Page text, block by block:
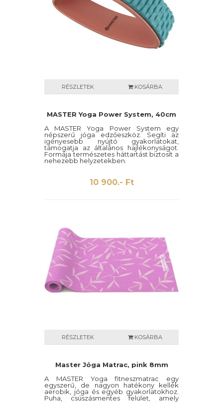
RÉSZLETEK KOSÁRBA
MASTER Yoga Power System, 40cm
A MASTER Yoga Power System egy
népszerű jóga edzőeszköz. Segíti az
igényesebb nyújtó gyakorlatokat,
támogatja az általános hajlékonyságot.
Formája természetes háttartást biztosít a
nehezebb helyzetekben.
10 900.- Ft
RÉSZLETEK KOSÁRBA
Master Jóga Matrac, pink 8mm
A MASTER Yoga fitneszmatrac egy
egyszerű, de nagyon hatékony kellék
aerobik, jóga és egyéb gyakorlatokhoz.
Puha, csúszásmentes felület, amely